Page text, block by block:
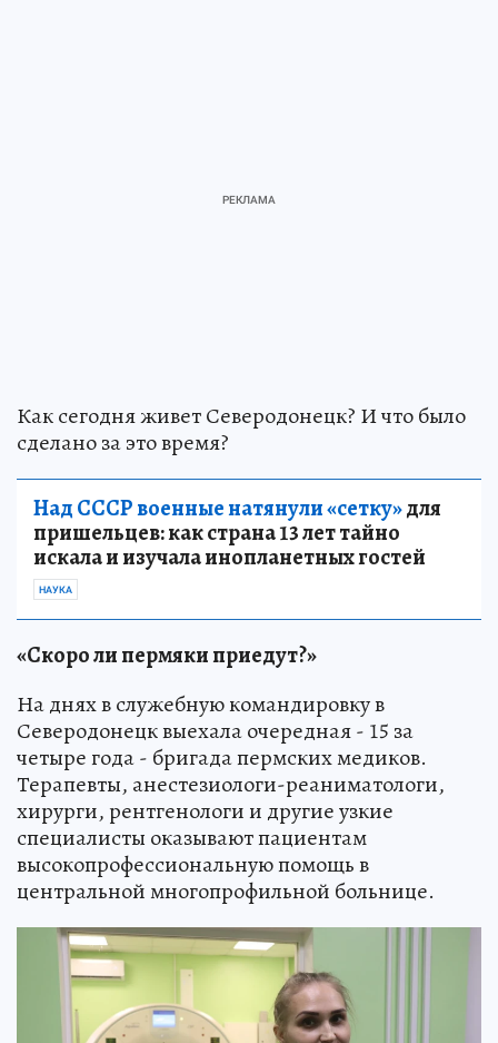
Как сегодня живет Северодонецк? И что было
сделано за это время?
Над СССР военные натянули «сетку»для
пришельцев: как страна 13 лет тайно
искала и изучала инопланетных гостей
НАУКА
«Скоро ли пермяки приедут?»
На днях в служебную командировку в
Северодонецк выехала очередная - 15 за
четыре года - бригада пермских медиков.
Терапевты, анестезиологи-реаниматологи,
хирурги, рентгенологи и другие узкие
специалисты оказывают пациентам
высокопрофессиональную помощь в
центральной многопрофильной больнице.